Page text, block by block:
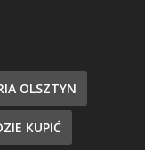
OLSZTYN
KUPIĆ